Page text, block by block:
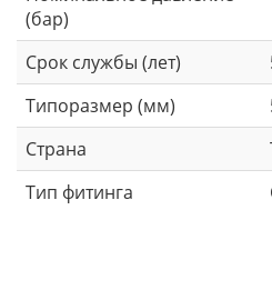
(бар)
Срок службы (лет)
Типоразмер (мм)
Страна
Тип фитинга